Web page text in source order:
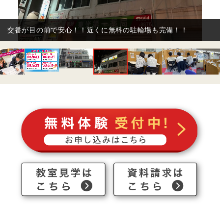
交番が目の前で安心！！近くに無料の駐輪場も完備！！